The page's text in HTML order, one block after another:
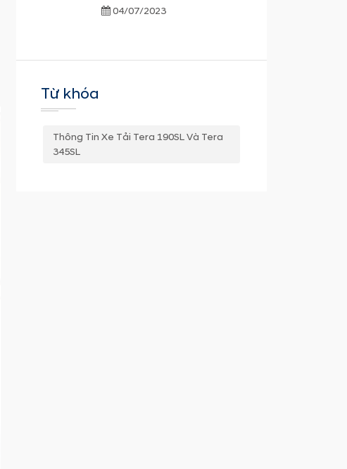
04/07/2023
Từ khóa
Thông Tin Xe Tải Tera 190SL Và Tera
345SL